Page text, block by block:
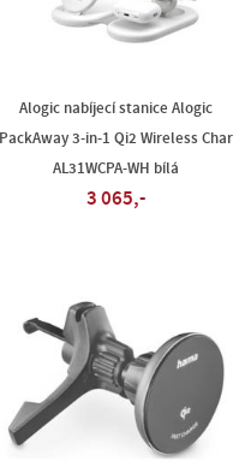
Alogic nabíjecí stanice Alogic
PackAway 3-in-1 Qi2 Wireless Char
AL31WCPA-WH bílá
3 065,-